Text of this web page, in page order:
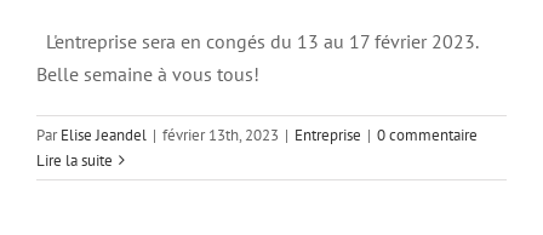
L'entreprise sera en congés du 13 au 17 février 2023.
Belle semaine à vous tous!
ParElise Jeandel | février 13th, 2023 | Entreprise | 0 commentaire
Lire la suite